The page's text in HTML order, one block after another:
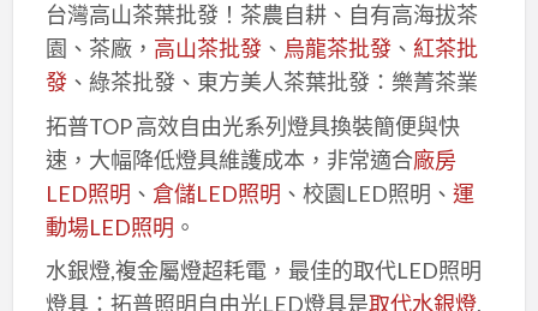
台灣高山茶葉批發！茶農自耕、自有高海拔茶
園、茶廠， 高山茶批發、 烏龍茶批發、 紅茶批
發、綠茶批發、東方美人茶葉批發：樂菁茶業
拓普TOP 高效自由光系列燈具換裝簡便與快
速，大幅降低燈具維護成本，非常適合廠房
LED照明 、 倉儲LED照明 、校園LED照明、 運
動場LED照明 。
水銀燈,複金屬燈超耗電，最佳的取代LED照明
燈具：拓普照明自由光LED燈具是取代水銀燈,